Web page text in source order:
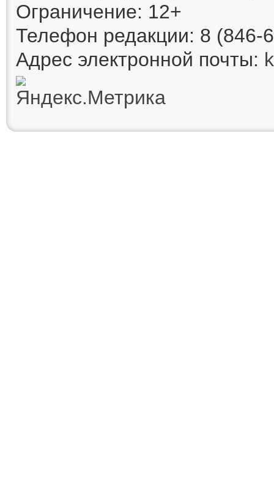
Ограничение: 12+
Телефон редакции: 8 (846-
Адрес электронной почты: